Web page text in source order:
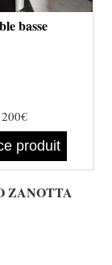
basse
200€
produit
ZANOTTA